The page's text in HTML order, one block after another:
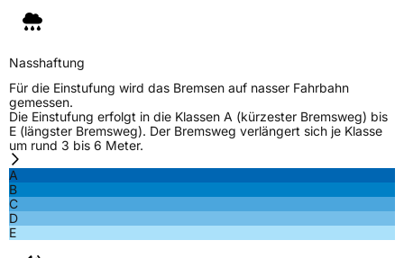
Rollgeräusch (Klasse)
Rollgeräusch (dB)
FahrzeugklasseC1
EPREL ID 499834
Allgemeine Produktsicherheit (GPSR)
Nasshaftung
Für die Einstufung wird das Bremsen auf nasser Fahrbahn
gemessen.
Die Einstufung erfolgt in die Klassen A (kürzester Bremsweg) bis
E (längster Bremsweg). Der Bremsweg verlängert sich je Klasse
um rund 3 bis 6 Meter.
A
B
C
D
E